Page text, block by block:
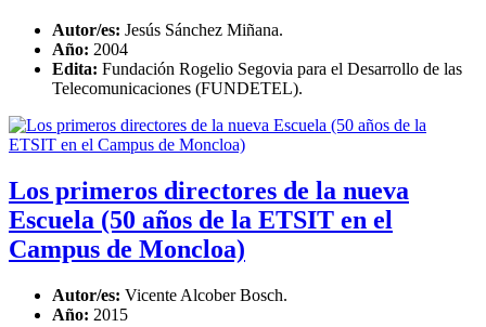
Autor/es: Jesús Sánchez Miñana.
Año: 2004
Edita: Fundación Rogelio Segovia para el Desarrollo de las
Telecomunicaciones (FUNDETEL).
Los primeros directores de la nueva
Escuela (50 años de la ETSIT en el
Campus de Moncloa)
Autor/es: Vicente Alcober Bosch.
Año: 2015